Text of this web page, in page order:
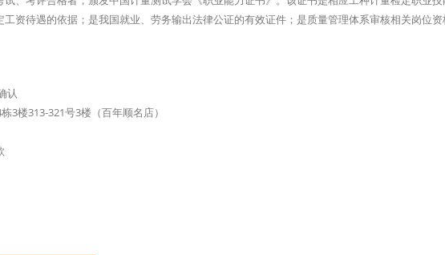
资待遇的依据；是我国就业、劳务输出法律公证的有效证件；是质量管理体系审核相关岗位
认
3楼313-321号3楼（百年顺名店）